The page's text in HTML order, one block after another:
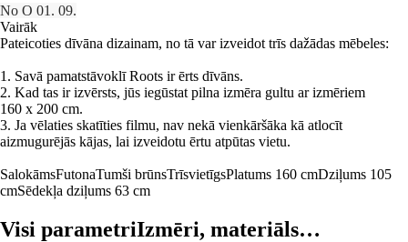
No O 01. 09.
Vairāk
Pateicoties dīvāna dizainam, no tā var izveidot trīs dažādas mēbeles:
1. Savā pamatstāvoklī Roots ir ērts dīvāns.
2. Kad tas ir izvērsts, jūs iegūstat pilna izmēra gultu ar izmēriem
160 x 200 cm.
3. Ja vēlaties skatīties filmu, nav nekā vienkāršāka kā atlocīt
aizmugurējās kājas, lai izveidotu ērtu atpūtas vietu.
SalokāmsFutonaTumši brūnsTrīsvietīgsPlatums 160 cmDziļums 105
cmSēdekļa dziļums 63 cm
Visi parametriIzmēri, materiāls…